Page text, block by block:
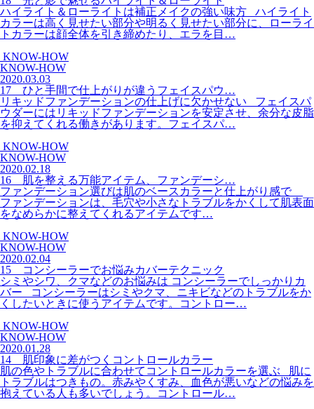
ハイライト＆ローライトは補正メイクの強い味方 ハイライト
カラーは高く見せたい部分や明るく見せたい部分に、ローライ
トカラーは顔全体を引き締めたり、エラを目…
KNOW-HOW
KNOW-HOW
2020.03.03
17 ひと手間で仕上がりが違うフェイスパウ…
リキッドファンデーションの仕上げに欠かせない フェイスパ
ウダーにはリキッドファンデーションを安定させ、余分な皮脂
を抑えてくれる働きがあります。フェイスパ…
KNOW-HOW
KNOW-HOW
2020.02.18
16 肌を整える万能アイテム、ファンデーシ…
ファンデーション選びは肌のベースカラーと仕上がり感で
ファンデーションは、毛穴や小さなトラブルをかくして肌表面
をなめらかに整えてくれるアイテムです…
KNOW-HOW
KNOW-HOW
2020.02.04
15 コンシーラーでお悩みカバーテクニック
シミやシワ、クマなどのお悩みは コンシーラーでしっかりカ
バー コンシーラーはシミやクマ、ニキビなどのトラブルをか
くしたいときに使うアイテムです。コントロー…
KNOW-HOW
KNOW-HOW
2020.01.28
14 肌印象に差がつくコントロールカラー
肌の色やトラブルに合わせてコントロールカラーを選ぶ 肌に
トラブルはつきもの。赤みやくすみ、血色が悪いなどの悩みを
抱えている人も多いでしょう。コントロール…